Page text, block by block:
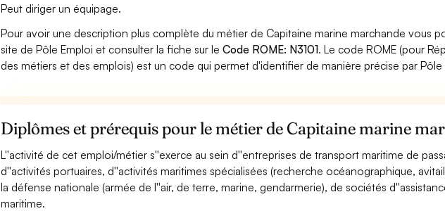
Peut diriger un équipage.
Pour avoir une description plus complète du métier de Capitaine marine marchande vous
site de Pôle Emploi et consulter la fiche sur leCode ROME: N3101. Le code ROME (pour
des métiers et des emplois) est un code qui permet d'identifier de manière précise par Pôle
Diplômes et prérequis pour le métier de Capitaine marine
L''activité de cet emploi/métier s''exerce au sein d''entreprises de transport maritime de
d''activités portuaires, d''activités maritimes spécialisées (recherche océanographique,
la défense nationale (armée de l''air, de terre, marine, gendarmerie), de sociétés
maritime.